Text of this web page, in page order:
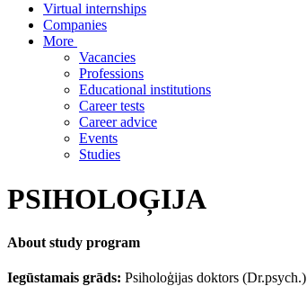
Virtual internships
Companies
More
Vacancies
Professions
Educational institutions
Career tests
Career advice
Events
Studies
PSIHOLOĢIJA
About study program
Iegūstamais grāds: Psiholoģijas doktors (Dr.psych.)